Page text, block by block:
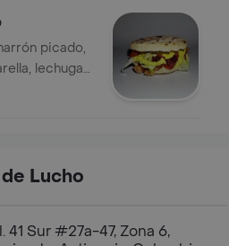
picado,
lechuga y
Lucho
41 Sur #27a-47, Zona 6,